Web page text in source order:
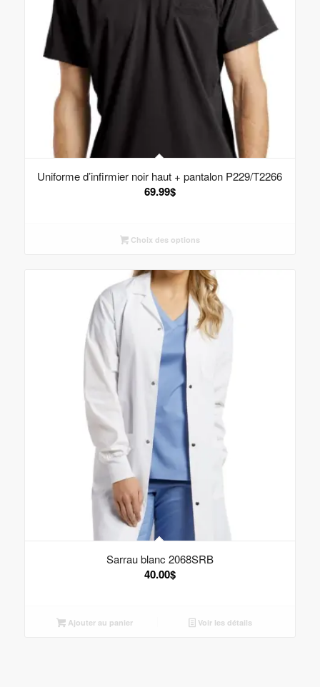
Uniforme d’infirmier noir haut + pantalon P229/T2266
69.99$
Choix des options
Sarrau blanc 2068SRB
40.00$
Ajouter au panier Voir les détails